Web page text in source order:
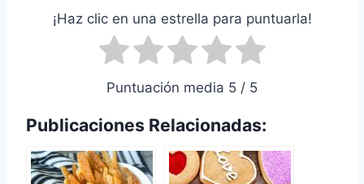
¡Haz clic en una estrella para puntuarla!
Puntuación media 5 / 5
Publicaciones Relacionadas: